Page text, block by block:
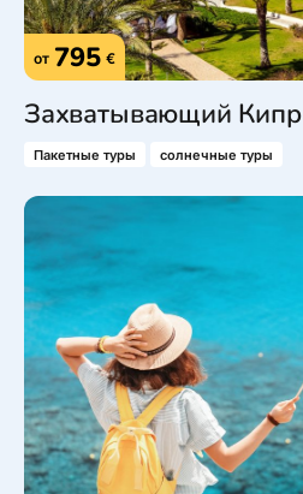
от 795 €
Захватывающий Кипр
Пакетные туры солнечные туры